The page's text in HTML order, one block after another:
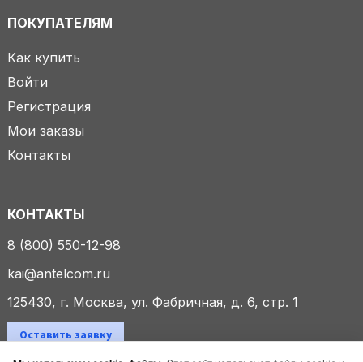
ПОКУПАТЕЛЯМ
Как купить
Войти
Регистрация
Мои заказы
Контакты
КОНТАКТЫ
8 (800) 550-12-98
kai@antelcom.ru
125430, г. Москва, ул. Фабричная, д. 6, стр. 1
Оставить заявку